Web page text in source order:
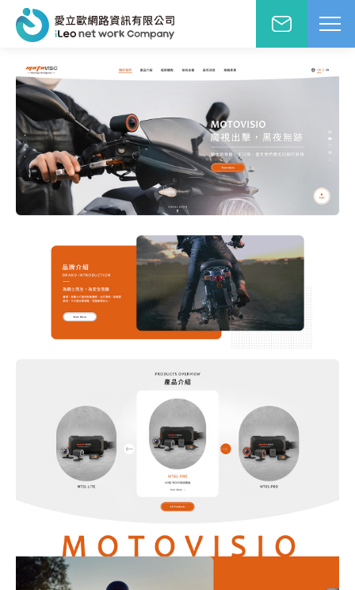
設計報價洽詢
人姓名※
先生 小姐
類型※
網站設計
網路行銷
小學堂
設計案例
設計報價
架站低成本
設計服務
版型挑選
網站設計
旅宿網站設計
化網站設計
網站設計